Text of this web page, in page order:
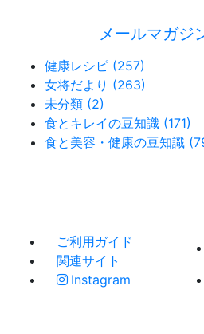
メールマガジ
健康レシピ (257)
女将だより (263)
未分類 (2)
食とキレイの豆知識 (171)
食と美容・健康の豆知識
ご利用ガイド
関連サイト
Instagram